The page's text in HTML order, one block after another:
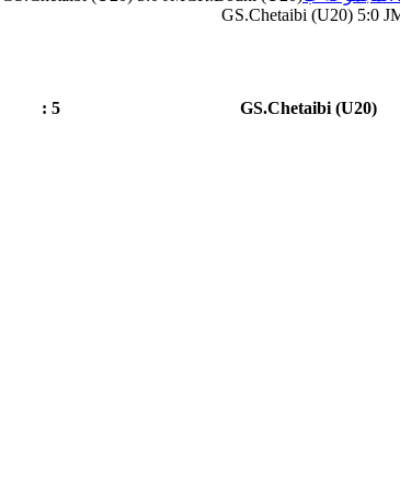
GS.Chetaibi (U20) 5:0
GS.Chetaibi (U20)
5 :